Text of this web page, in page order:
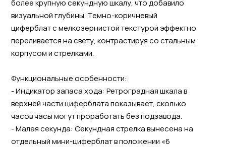
более крупную секундную шкалу, что добавило
визуальной глубины. Темно-коричневый
циферблат с мелкозернистой текстурой эффектно
переливается на свету, контрастируя со стальным
корпусом и стрелками.
Функциональные особенности:
- Индикатор запаса хода: Ретроградная шкала в
верхней части циферблата показывает, сколько
часов часы могут проработать без подзавода.
- Малая секунда: Секундная стрелка вынесена на
отдельный мини-циферблат в положении «6